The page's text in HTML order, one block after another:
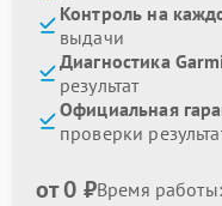
Контроль на
выдачи
Диагностика
результат
Официальная
проверки
от 0 ₽Время